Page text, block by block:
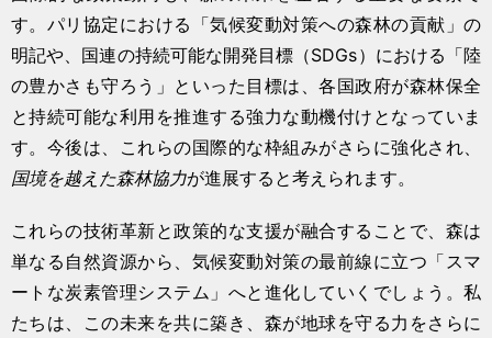
す。パリ協定における「気候変動対策への森林の貢献」の
明記や、国連の持続可能な開発目標（SDGs）における「陸
の豊かさも守ろう」といった目標は、各国政府が森林保全
と持続可能な利用を推進する強力な動機付けとなっていま
す。今後は、これらの国際的な枠組みがさらに強化され、
国境を越えた森林協力が進展すると考えられます。
これらの技術革新と政策的な支援が融合することで、森は
単なる自然資源から、気候変動対策の最前線に立つ「スマ
ートな炭素管理システム」へと進化していくでしょう。私
たちは、この未来を共に築き、森が地球を守る力をさらに